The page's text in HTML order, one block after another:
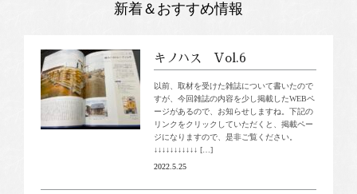
新着＆おすすめ情報
キノハス Vol.6
以前、取材を受けた雑誌について書いたので
すが、今回雑誌の内容を少し掲載したWEBペ
ージがあるので、お知らせしますね。下記の
リンクをクリックしていただくと、掲載ペー
ジになりますので、是非ご覧ください。
↓↓↓↓↓↓↓↓↓↓↓ […]
2022.5.25